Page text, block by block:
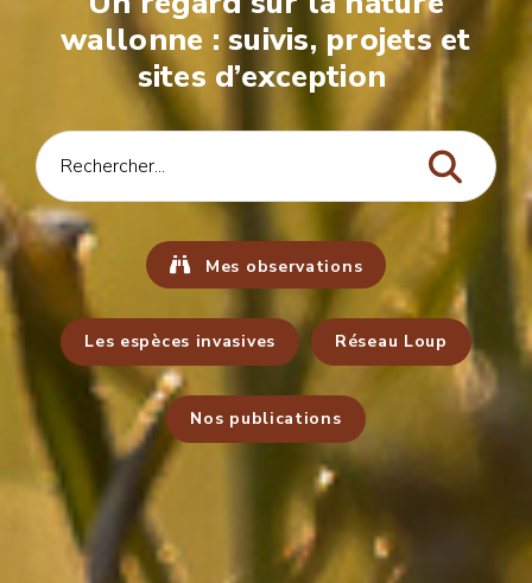
wallonne : suivis, projets et
sites d’exception
Mes observations
Les espèces invasives Réseau Loup
Nos publications